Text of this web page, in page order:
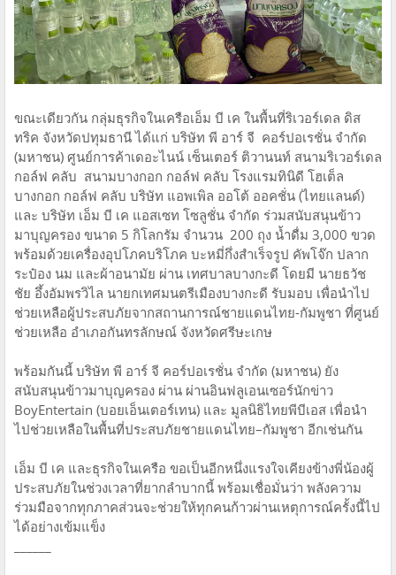
ขณะเดียวกัน กลุ่มธุรกิจในเครือเอ็ม บี เค ในพื้นที่ริเวอร์เดล ดิส
ทริค จังหวัดปทุมธานี ได้แก่ บริษัท พี อาร์ จี คอร์ปอเรชั่น จำกัด
(มหาชน) ศูนย์การค้าเดอะไนน์ เซ็นเตอร์ ติวานนท์ สนามริเวอร์เดล
กอล์ฟ คลับ สนามบางกอก กอล์ฟ คลับ โรงแรมทินิดี โฮเต็ล
บางกอก กอล์ฟ คลับ บริษัท แอพเพิล ออโต้ ออคชั่น (ไทยแลนด์)
และ บริษัท เอ็ม บี เค แอสเซท โซลูชั่น จำกัด ร่วมสนับสนุนข้าว
มาบุญครอง ขนาด 5 กิโลกรัม จำนวน 200 ถุง น้ำดื่ม 3,000 ขวด
พร้อมด้วยเครื่องอุปโภคบริโภค บะหมี่กึ่งสำเร็จรูป คัพโจ๊ก ปลาก
ระป๋อง นม และผ้าอนามัย ผ่าน เทศบาลบางกะดี โดยมี นายธวัช
ชัย อึ้งอัมพรวิไล นายกเทศมนตรีเมืองบางกะดี รับมอบ เพื่อนำไป
ช่วยเหลือผู้ประสบภัยจากสถานการณ์ชายแดนไทย-กัมพูชา ที่ศูนย์
ช่วยเหลือ อำเภอกันทรลักษณ์ จังหวัดศรีษะเกษ
พร้อมกันนี้ บริษัท พี อาร์ จี คอร์ปอเรชั่น จำกัด (มหาชน) ยัง
สนับสนุนข้าวมาบุญครอง ผ่าน ผ่านอินฟลูเอนเซอร์นักข่าว
BoyEntertain (บอยเอ็นเตอร์เทน) และ มูลนิธิไทยพีบีเอส เพื่อนำ
ไปช่วยเหลือในพื้นที่ประสบภัยชายแดนไทย–กัมพูชา อีกเช่นกัน
เอ็ม บี เค และธุรกิจในเครือ ขอเป็นอีกหนึ่งแรงใจเคียงข้างพี่น้องผู้
ประสบภัยในช่วงเวลาที่ยากลำบากนี้ พร้อมเชื่อมั่นว่า พลังความ
ร่วมมือจากทุกภาคส่วนจะช่วยให้ทุกคนก้าวผ่านเหตุการณ์ครั้งนี้ไป
ได้อย่างเข้มแข็ง